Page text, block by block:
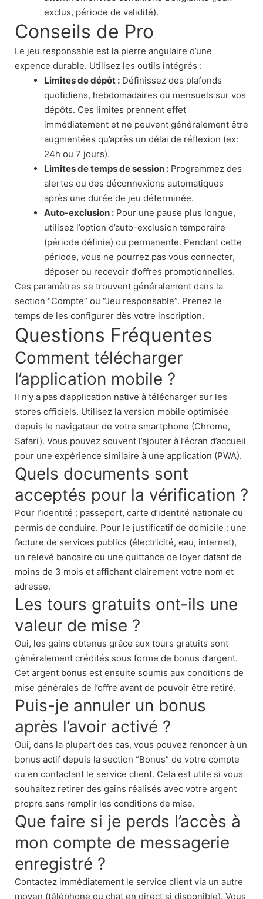
exclus, période de validité).
Conseils de Pro
Le jeu responsable est la pierre angulaire d’une
expence durable. Utilisez les outils intégrés :
Limites de dépôt : Définissez des plafonds
quotidiens, hebdomadaires ou mensuels sur vos
dépôts. Ces limites prennent effet
immédiatement et ne peuvent généralement être
augmentées qu’après un délai de réflexion (ex:
24h ou 7 jours).
Limites de temps de session : Programmez des
alertes ou des déconnexions automatiques
après une durée de jeu déterminée.
Auto-exclusion : Pour une pause plus longue,
utilisez l’option d’auto-exclusion temporaire
(période définie) ou permanente. Pendant cette
période, vous ne pourrez pas vous connecter,
déposer ou recevoir d’offres promotionnelles.
Ces paramètres se trouvent généralement dans la
section “Compte” ou “Jeu responsable”. Prenez le
temps de les configurer dès votre inscription.
Questions Fréquentes
Comment télécharger
l’application mobile ?
Il n’y a pas d’application native à télécharger sur les
stores officiels. Utilisez la version mobile optimisée
depuis le navigateur de votre smartphone (Chrome,
Safari). Vous pouvez souvent l’ajouter à l’écran d’accueil
pour une expérience similaire à une application (PWA).
Quels documents sont
acceptés pour la vérification ?
Pour l’identité : passeport, carte d’identité nationale ou
permis de conduire. Pour le justificatif de domicile : une
facture de services publics (électricité, eau, internet),
un relevé bancaire ou une quittance de loyer datant de
moins de 3 mois et affichant clairement votre nom et
adresse.
Les tours gratuits ont-ils une
valeur de mise ?
Oui, les gains obtenus grâce aux tours gratuits sont
généralement crédités sous forme de bonus d’argent.
Cet argent bonus est ensuite soumis aux conditions de
mise générales de l’offre avant de pouvoir être retiré.
Puis-je annuler un bonus
après l’avoir activé ?
Oui, dans la plupart des cas, vous pouvez renoncer à un
bonus actif depuis la section “Bonus” de votre compte
ou en contactant le service client. Cela est utile si vous
souhaitez retirer des gains réalisés avec votre argent
propre sans remplir les conditions de mise.
Que faire si je perds l’accès à
mon compte de messagerie
enregistré ?
Contactez immédiatement le service client via un autre
moyen (téléphone ou chat en direct si disponible). Vous